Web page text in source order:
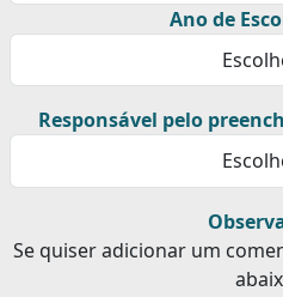
Ano de
Responsável pelo
Se quiser adicionar um